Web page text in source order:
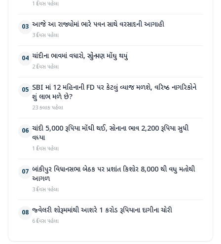
1 દિવસ પહેલા
03 આજે આ રાજ્યોમાં ભારે પવન સાથે વરસાદની આગાહી
3 દિવસ પહેલા
04 ચાંદીના ભાવમાં વધારો, સોનું પણ મોંઘુ થયું
2 દિવસ પહેલા
05 SBI માં 12 મહિનાની FD પર કેટલું વ્યાજ મળશે, વરિષ્ઠ નાગરિકોને
શું લાભ મળે છે?
23 કલાક પહેલા
06 ચાંદી 5,000 રૂપિયા મોંઘી થઈ, સોનાના ભાવ 2,200 રૂપિયા સુધી
વધ્યા
1 દિવસ પહેલા
07 બાંકીપુર વિધાનસભા બેઠક પર પ્રશાંત કિશોર 8,000 થી વધુ મતોથી
આગળ
3 દિવસ પહેલા
08 જ્વેલરી શોરૂમમાંથી આશરે 1 કરોડ રૂપિયાના દાગીના ચોરી
6 દિવસ પહેલા